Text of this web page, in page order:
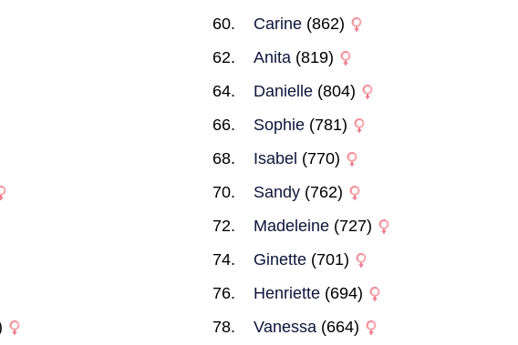
Carine(862)
Anita(819)
Danielle(804)
Sophie(781)
Isabel (770)
Sandy(762)
Madeleine(727)
Ginette(701)
Henriette(694)
Vanessa(664)